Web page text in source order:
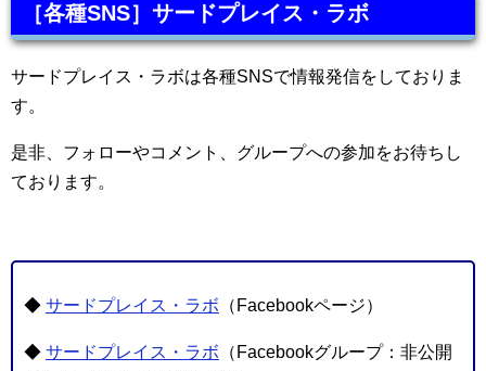
［各種SNS］サードプレイス・ラボ
サードプレイス・ラボは各種SNSで情報発信をしておりま
す。
是非、フォローやコメント、グループへの参加をお待ちし
ております。
◆ サードプレイス・ラボ （Facebookページ）
◆ サードプレイス・ラボ （Facebookグループ：非公開